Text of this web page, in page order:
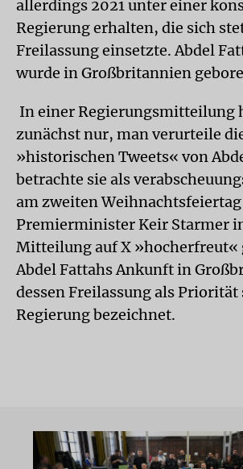
allerdings 2021 unter einer
Regierung erhalten, die sich
Freilassung einsetzte. Abdel
wurde in Großbritannien
In einer Regierungsmitteilung
zunächst nur, man verurteile
»historischen Tweets« von
betrachte sie als
am zweiten
Premierminister Keir Starmer
Mitteilung auf X »hocherfreut«
Abdel Fattahs Ankunft in
dessen Freilassung als Priorität
Regierung bezeichnet.